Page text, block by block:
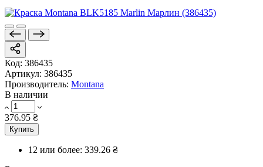
Код: 386435
Артикул: 386435
Производитель: Montana
В наличии
376.95 ₴
Купить
12 или более: 339.26 ₴